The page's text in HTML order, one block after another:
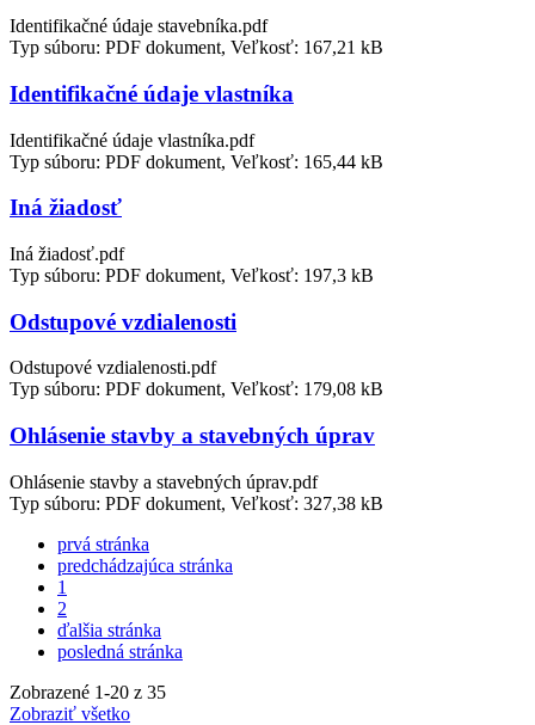
Identifikačné údaje stavebníka.pdf
Typ súboru: PDF dokument, Veľkosť: 167,21 kB
Identifikačné údaje vlastníka
Identifikačné údaje vlastníka.pdf
Typ súboru: PDF dokument, Veľkosť: 165,44 kB
Iná žiadosť
Iná žiadosť.pdf
Typ súboru: PDF dokument, Veľkosť: 197,3 kB
Odstupové vzdialenosti
Odstupové vzdialenosti.pdf
Typ súboru: PDF dokument, Veľkosť: 179,08 kB
Ohlásenie stavby a stavebných úprav
Ohlásenie stavby a stavebných úprav.pdf
Typ súboru: PDF dokument, Veľkosť: 327,38 kB
prvá stránka
predchádzajúca stránka
1
2
ďalšia stránka
posledná stránka
Zobrazené 1-20 z 35
Zobraziť všetko